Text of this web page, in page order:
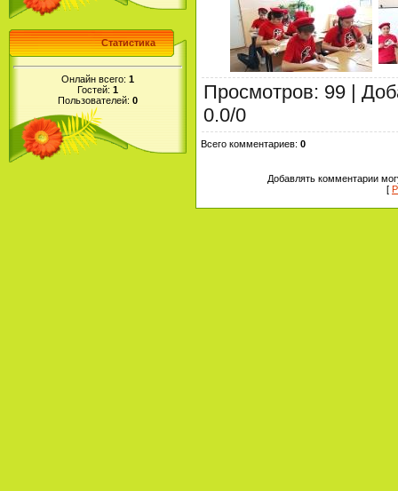
Статистика
Онлайн всего: 1
Гостей: 1
Пользователей: 0 Просмотров: 99 |
0.0/0
Всего комментариев: 0
Добавлять комментарии
[